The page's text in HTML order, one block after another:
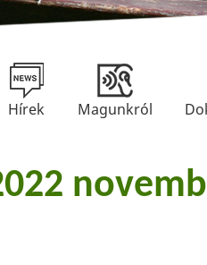
Hírek Magunkról